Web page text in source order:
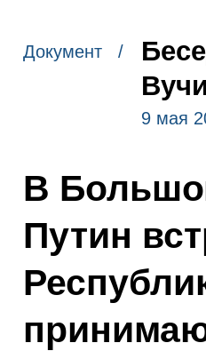
Документ /
9 мая
В
Путин